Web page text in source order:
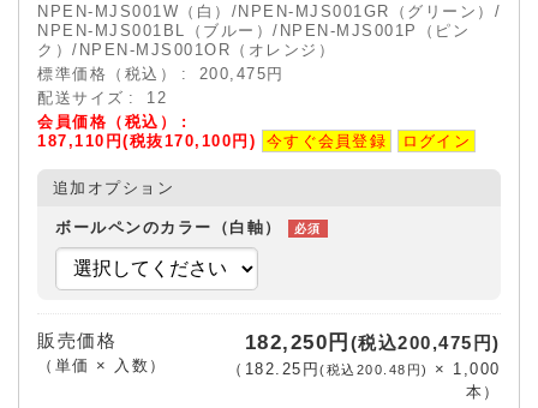
NPEN-MJS001W（白）/NPEN-MJS001GR（グリーン）/
NPEN-MJS001BL（ブルー）/NPEN-MJS001P（ピン
ク）/NPEN-MJS001OR（オレンジ）
標準価格（税込）
200,475円
配送サイズ
12
会員価格（税込）
187,110円(税抜170,100円)
今すぐ会員登録 ログイン
追加オプション
ボールペンのカラー（白軸）
販売価格
（単価 × 入数）
182,250円 (税込200,475円)
（ 182.25円(税込200.48円) × 1,000
本 ）